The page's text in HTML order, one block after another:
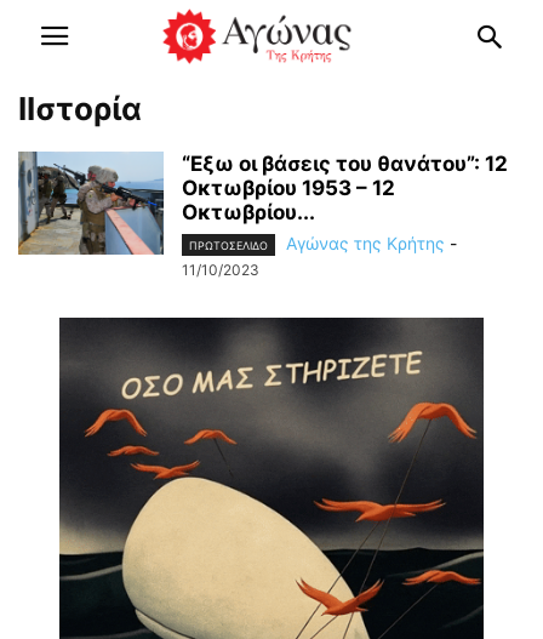
IΙστορία
“Εξω οι βάσεις του θανάτου”: 12
Οκτωβρίου 1953 – 12
Οκτωβρίου...
ΠΡΩΤΟΣΕΛΙΔΟ Αγώνας της Κρήτης -
11/10/2023